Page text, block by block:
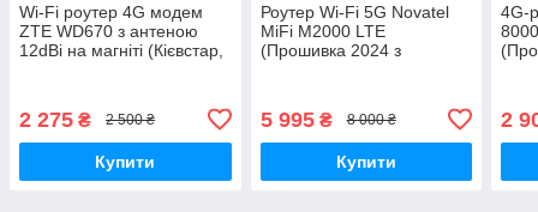
Wi-Fi роутер 4G модем
ZTE WD670 з антеною
12dBi на магніті (Кієвстар,
2 275 ₴ 2 500 ₴
Купити
Роутер Wi-Fi 5G Novatel
MiFi M2000 LTE
(Прошивка 2024 з
5 995₴ 8 000 ₴
Купити
4G-
2